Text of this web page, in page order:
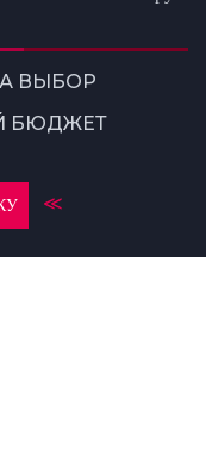
ВЫБОР
БЮДЖЕТ
≪